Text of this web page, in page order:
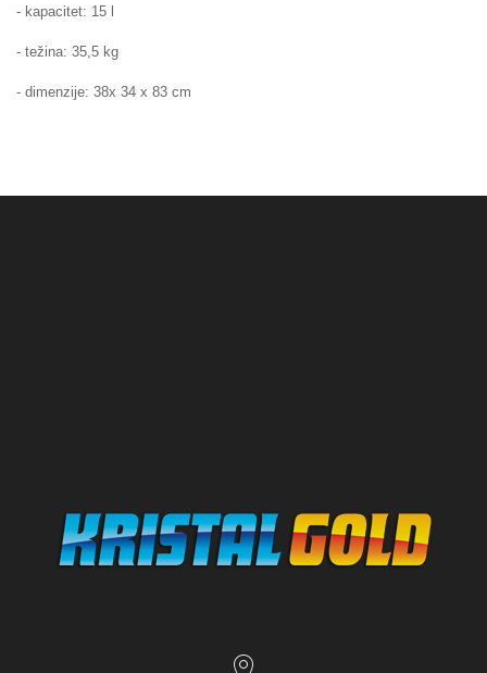
- kapacitet: 15 l
- težina: 35,5 kg
- dimenzije: 38x 34 x 83 cm